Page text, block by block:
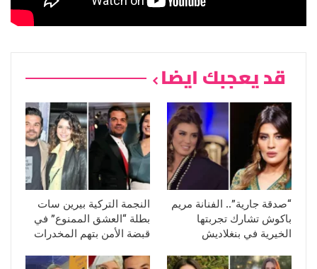
قد يعجبك ايضا
“صدقة جارية”.. الفنانة مريم
باكوش تشارك تجربتها
الخيرية في بنغلاديش
النجمة التركية بيرين سات
بطلة “العشق الممنوع” في
قبضة الأمن بتهم المخدرات